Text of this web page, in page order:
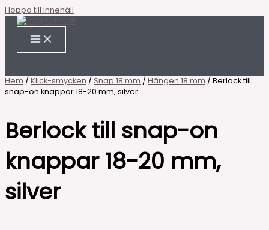
Hoppa till innehåll
Hem / Klick-smycken / Snap 18 mm / Hängen 18 mm / Berlock till
snap-on knappar 18-20 mm, silver
Berlock till snap-on
knappar 18-20 mm,
silver